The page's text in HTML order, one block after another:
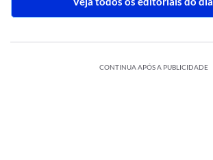
CONTINUA APÓS A PUBLICIDADE